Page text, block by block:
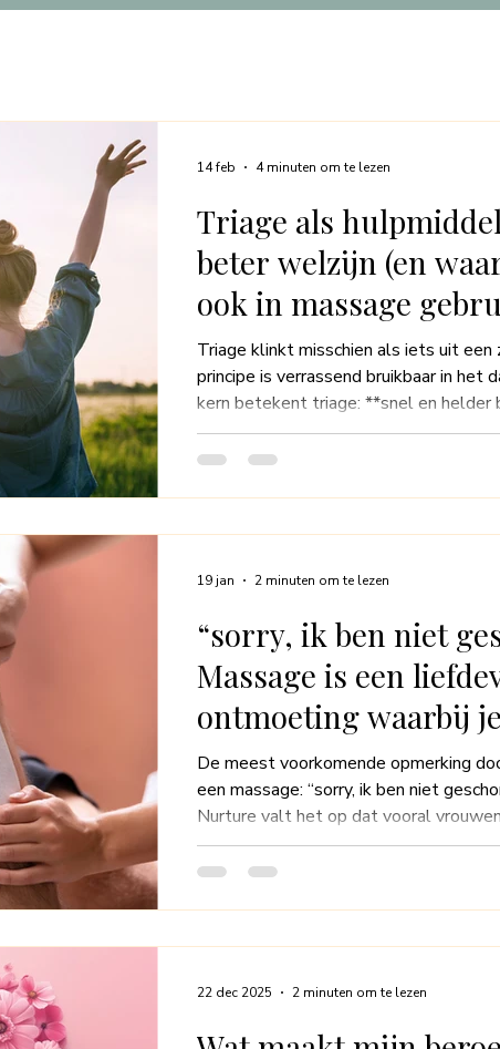
Triage als
beter welzijn (en
ook in massage
Triage klinkt misschien als iets uit een
principe is verrassend bruikbaar in het
kern betekent triage: **snel en helder
meeste aandacht nodig heeft**—en
wachten. Niet vanuit paniek, maar
massage triage gebruiken om jouw
14 feb 4 minuten om te lezen
“sorry, ik ben niet
Massage is een
ontmoeting waarbij
wie je bent.
De meest voorkomende opmerking
een massage: “sorry, ik ben niet geschoren”. Bij
Nurture valt het op dat vooral
verontschuldigen tijdens een
“Sorry, ik ben niet geschoren.” Het
verschil laat zien hoe diep het idee zit
19 jan 2 minuten om te lezen
22 dec 2025 2 minuten om te lezen